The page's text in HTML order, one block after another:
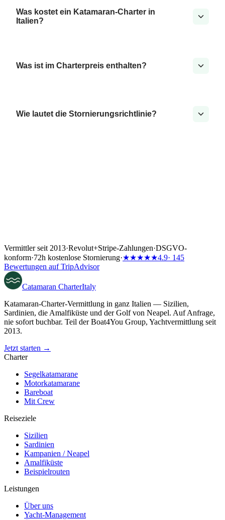
Was kostet ein Katamaran-Charter in
Italien?
Was ist im Charterpreis enthalten?
Wie lautet die Stornierungsrichtlinie?
Vermittler seit 2013·Revolut+Stripe-Zahlungen·DSGVO-
konform·72h kostenlose Stornierung·★★★★★4.9· 145
Bewertungen auf TripAdvisor
Catamaran CharterItaly
Katamaran-Charter-Vermittlung in ganz Italien — Sizilien,
Sardinien, die Amalfiküste und der Golf von Neapel. Auf Anfrage,
nie sofort buchbar. Teil der Boat4You Group, Yachtvermittlung seit
2013.
Jetzt starten →
Charter
Segelkatamarane
Motorkatamarane
Bareboat
Mit Crew
Reiseziele
Sizilien
Sardinien
Kampanien / Neapel
Amalfiküste
Beispielrouten
Leistungen
Über uns
Yacht-Management